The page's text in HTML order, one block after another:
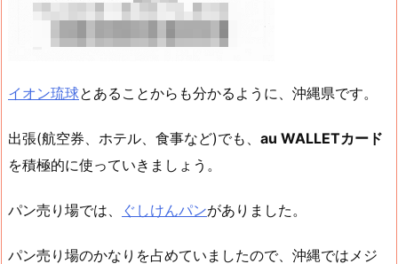
イオン琉球とあることからも分かるように、沖縄県です。
出張(航空券、ホテル、食事など)でも、 au WALLETカード
を積極的に使っていきましょう。
パン売り場では、 ぐしけんパンがありました。
パン売り場のかなりを占めていましたので、沖縄ではメジ